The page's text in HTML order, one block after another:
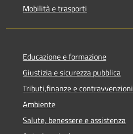
Mobilità e trasporti
Educazione e formazione
Giustizia e sicurezza pubblica
Tributi,finanze e contravvenzioni
Ambiente
Salute, benessere e assistenza